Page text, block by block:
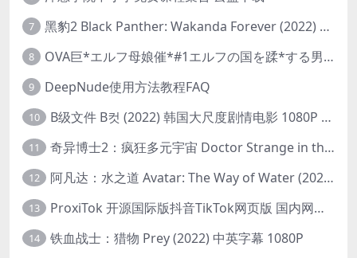
7 黑豹2 Black Panther: Wakanda Forever (2022) 高清版
8 OVA巨*エルフ母娘催*#1エルフの国を蹂*する男。汚された女王と姫
9 DeepNude使用方法教程FAQ
10 B级文件 B컷 (2022) 韩国大尺度剧情电影 1080P 中字
11 奇异博士2：疯狂多元宇宙 Doctor Strange in the Multiverse of Madness (2022) 高清版1080p
12 阿凡达：水之道 Avatar: The Way of Water (2022) 1080p 2k 4k 中文字幕
13 ProxiTok 开源国际版抖音TikTok网页版 国内网络直连
14 铁血战士：猎物 Prey (2022) 中英字幕 1080P